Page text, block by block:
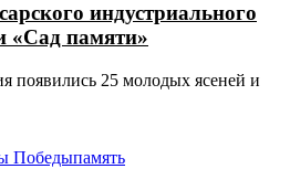
индустриального
«Сад памяти»
появились 25 молодых ясеней и
Победыпамять